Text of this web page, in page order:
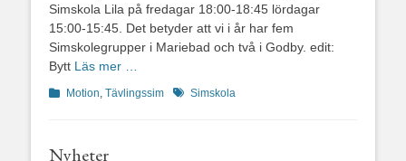
Simskola Lila på fredagar 18:00-18:45 lördagar
15:00-15:45. Det betyder att vi i år har fem
Simskolegrupper i Mariebad och två i Godby. edit:
Bytt Läs mer …
Kategorier
Motion, Tävlingssim Etiketter
Simskola
Nyheter